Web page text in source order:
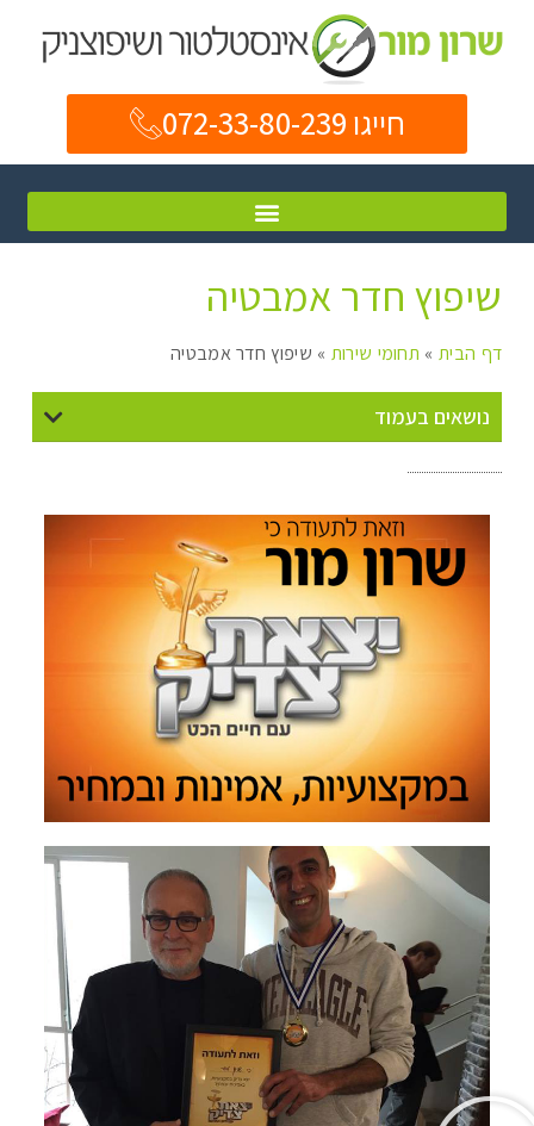
חייגו 072-33-80-239
שיפוץ חדר אמבטיה
דף הבית» תחומי שירות » שיפוץ חדר אמבטיה
נושאים בעמוד